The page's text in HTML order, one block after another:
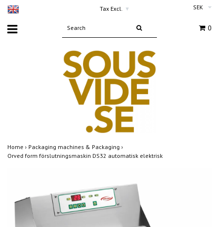
Tax Excl. ▾ SEK
0
Home › Packaging machines & Packaging ›
Orved form förslutningsmaskin DS32 automatisk elektrisk